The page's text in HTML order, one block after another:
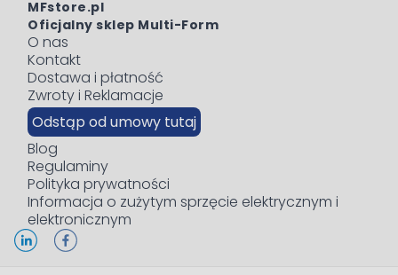
MFstore.pl
Oficjalny sklep Multi-Form
O nas
Kontakt
Dostawa i płatność
Zwroty i Reklamacje
Odstąp od umowy tutaj
Blog
Regulaminy
Polityka prywatności
Informacja o zużytym sprzęcie elektrycznym i
elektronicznym